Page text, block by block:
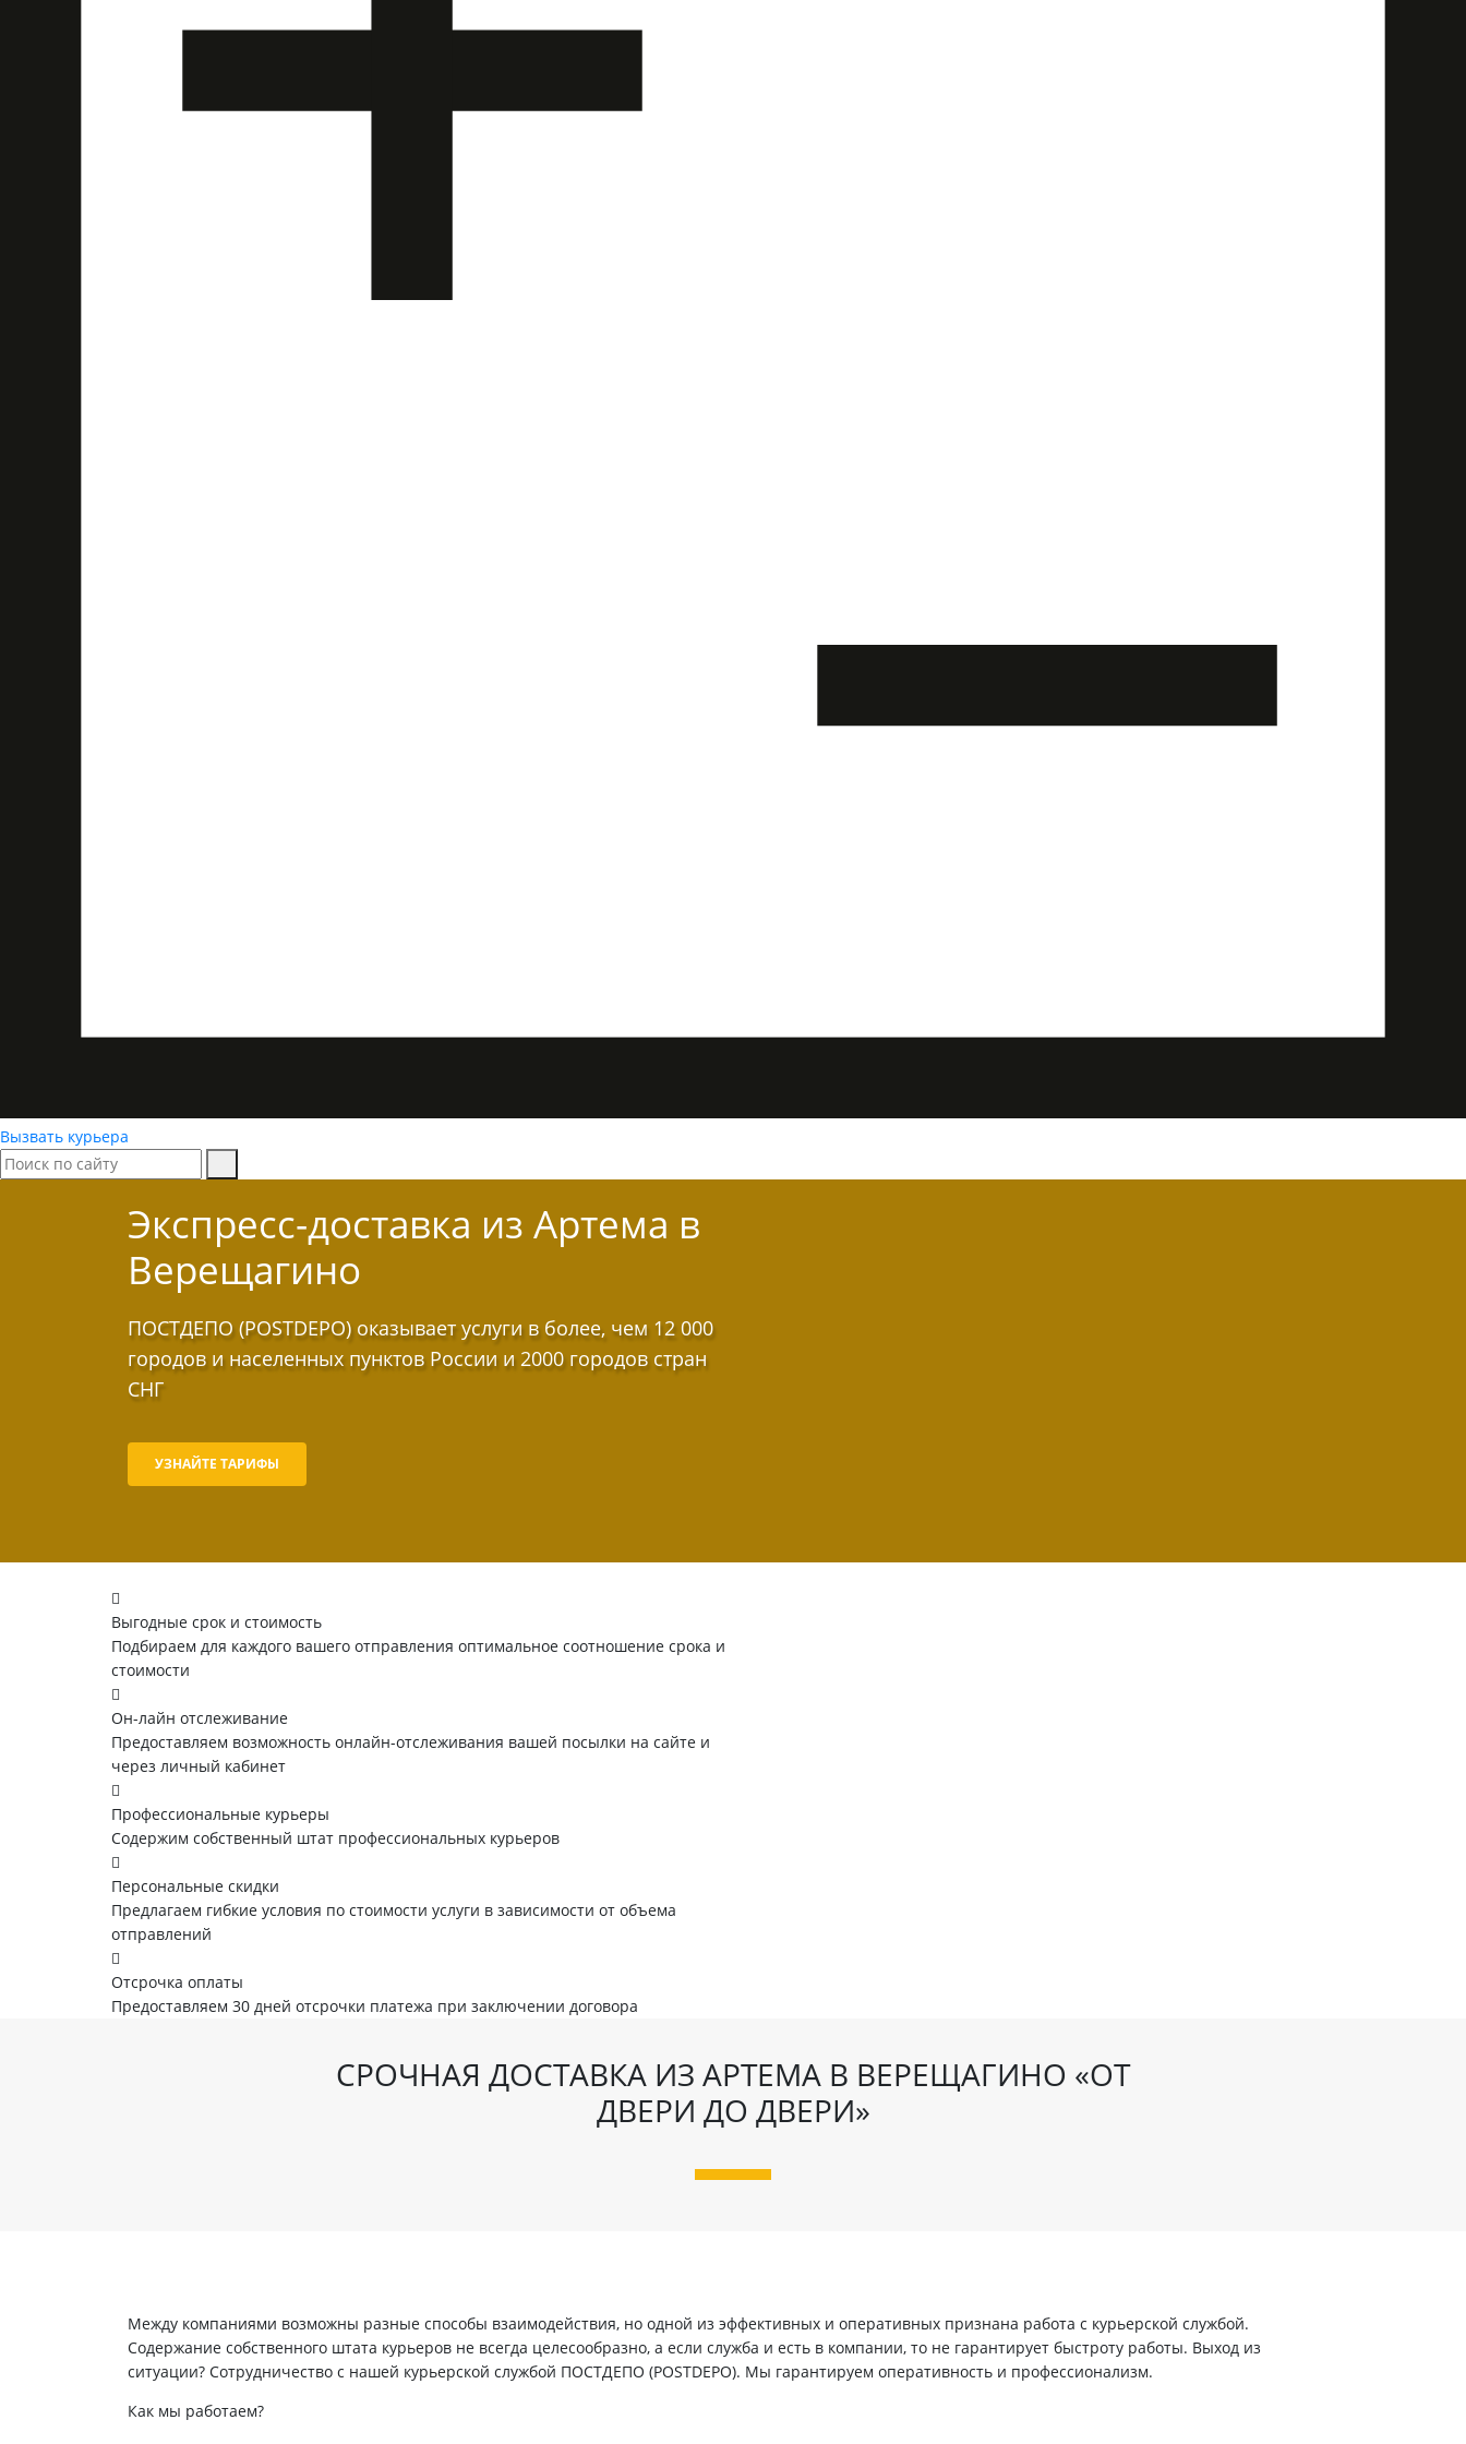
Вызвать курьера
Экспресс-доставка из Артема в
Верещагино
ПОСТДЕПО (POSTDEPO) оказывает услуги в более, чем 12 000
городов и населенных пунктов России и 2000 городов стран
СНГ
УЗНАЙТЕ ТАРИФЫ
Выгодные срок и стоимость
Подбираем для каждого вашего отправления оптимальное соотношение срока и
стоимости
Он-лайн отслеживание
Предоставляем возможность онлайн-отслеживания вашей посылки на сайте и
через личный кабинет
Профессиональные курьеры
Содержим собственный штат профессиональных курьеров
Персональные скидки
Предлагаем гибкие условия по стоимости услуги в зависимости от объема
отправлений
Отсрочка оплаты
Предоставляем 30 дней отсрочки платежа при заключении договора
СРОЧНАЯ ДОСТАВКА ИЗ АРТЕМА В ВЕРЕЩАГИНО «ОТ
ДВЕРИ ДО ДВЕРИ»
Между компаниями возможны разные способы взаимодействия, но одной из эффективных и оперативных признана работа с курьерской службой.
Содержание собственного штата курьеров не всегда целесообразно, а если служба и есть в компании, то не гарантирует быстроту работы. Выход из
ситуации? Сотрудничество с нашей курьерской службой ПОСТДЕПО (POSTDEPO). Мы гарантируем оперативность и профессионализм.
Как мы работаем?